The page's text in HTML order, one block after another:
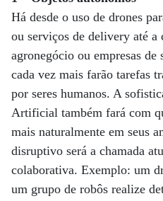
Há desde o uso de drones
ou serviços de delivery até a
agronegócio ou empresas
cada vez mais farão tarefas
por seres humanos. A
Artificial também fará com
mais naturalmente em seus
disruptivo será a chamada
colaborativa. Exemplo: um
um grupo de robôs realize